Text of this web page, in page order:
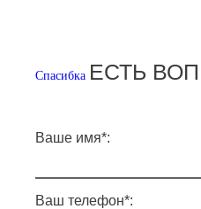
Спасибка ЕСТЬ
Ваше имя*:
Ваш телефон*: